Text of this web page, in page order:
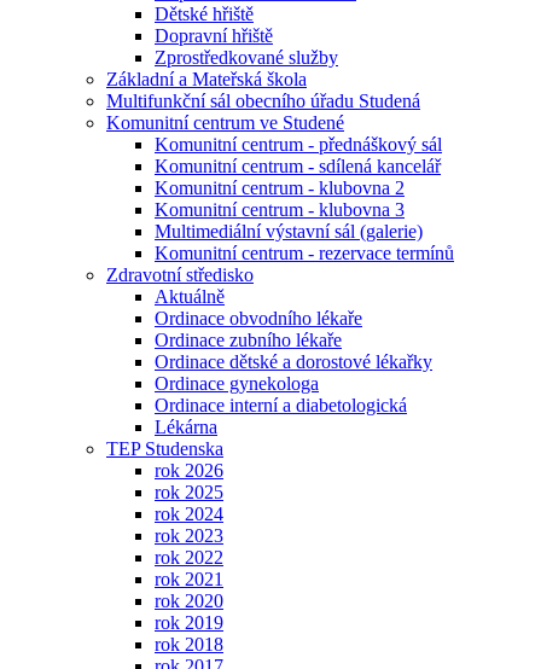
Dětské hřiště
Dopravní hřiště
Zprostředkované služby
Základní a Mateřská škola
Multifunkční sál obecního úřadu Studená
Komunitní centrum ve Studené
Komunitní centrum - přednáškový sál
Komunitní centrum - sdílená kancelář
Komunitní centrum - klubovna 2
Komunitní centrum - klubovna 3
Multimediální výstavní sál (galerie)
Komunitní centrum - rezervace termínů
Zdravotní středisko
Aktuálně
Ordinace obvodního lékaře
Ordinace zubního lékaře
Ordinace dětské a dorostové lékařky
Ordinace gynekologa
Ordinace interní a diabetologická
Lékárna
TEP Studenska
rok 2026
rok 2025
rok 2024
rok 2023
rok 2022
rok 2021
rok 2020
rok 2019
rok 2018